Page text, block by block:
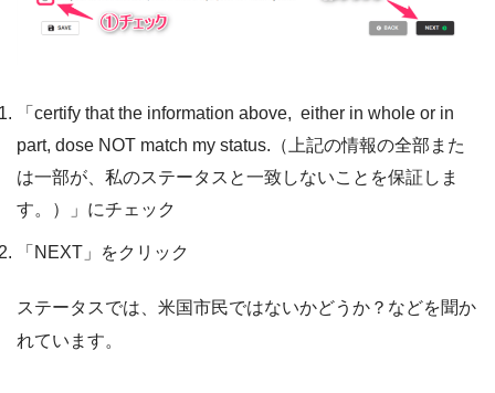
「certify that the information above, either in whole or in
part, dose NOT match my status.（上記の情報の全部また
は一部が、私のステータスと一致しないことを保証しま
す。）」にチェック
「NEXT」をクリック
ステータスでは、米国市民ではないかどうか？などを聞か
れています。